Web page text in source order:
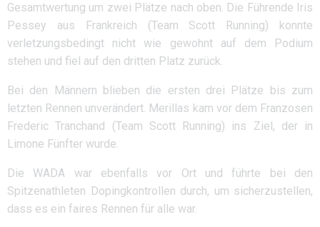
Gesamtwertung um zwei Plätze nach oben. Die Führende Iris
Pessey aus Frankreich (Team Scott Running) konnte
verletzungsbedingt nicht wie gewohnt auf dem Podium
stehen und fiel auf den dritten Platz zurück.
Bei den Männern blieben die ersten drei Plätze bis zum
letzten Rennen unverändert. Merillas kam vor dem Franzosen
Frederic Tranchand (Team Scott Running) ins Ziel, der in
Limone Fünfter wurde.
Die WADA war ebenfalls vor Ort und führte bei den
Spitzenathleten Dopingkontrollen durch, um sicherzustellen,
dass es ein faires Rennen für alle war.